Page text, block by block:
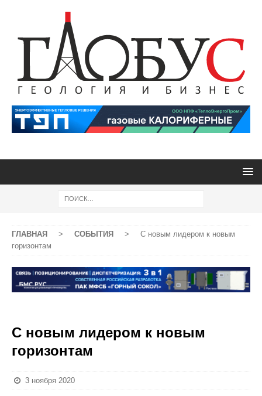
ГЛАВНАЯ > СОБЫТИЯ >
С новым лидером к новым
горизонтам
С новым лидером к новым
горизонтам
3 ноября 2020